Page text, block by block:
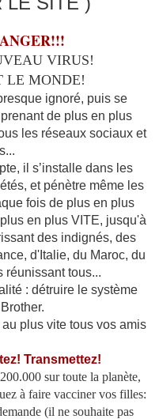
VIRUS!
LE MONDE!
ignoré, puis se
de plus en plus
les réseaux sociaux et
il s’installe dans les
et pénètre même les
fois de plus en plus
en plus VITE, jusqu'à
des indignés, des
d'Italie, du Maroc, du
réunissant tous...
: détruire le système
plus vite tous vos amis
Transmettez!
sur toute la planète,
à faire vacciner vos filles:
(il ne souhaite pas